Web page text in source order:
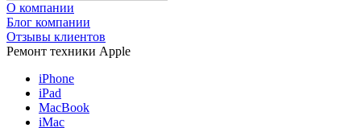
О компании
Блог компании
Отзывы клиентов
Ремонт техники Apple
iPhone
iPad
MacBook
iMac